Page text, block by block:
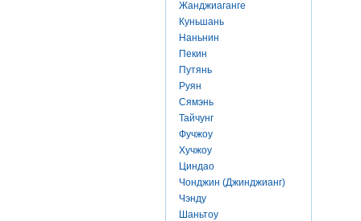
Жанджиаганге
Куньшань
Наньнин
Пекин
Путянь
Руян
Сямэнь
Тайчунг
Фучжоу
Хучжоу
Циндао
Чонджин (Джинджианг)
Чэнду
Шаньтоу